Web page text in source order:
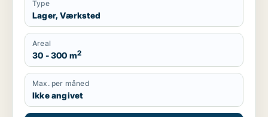
Type
Lager, Værksted
Areal
30 - 300 m2
Max. per måned
Ikke angivet